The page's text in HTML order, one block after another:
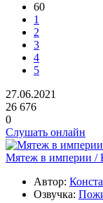
60
1
2
3
4
5
27.06.2021
26 676
0
Слушать онлайн
Мятеж в империи /
Автор:
Озвучка: